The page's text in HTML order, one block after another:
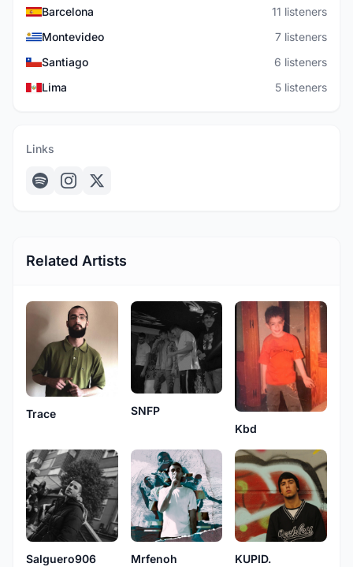
Barcelona
11 listeners
Montevideo
7 listeners
Santiago
6 listeners
Lima
5 listeners
Links
Related Artists
Trace
SNFP
Kbd
Salguero906 Mrfenoh KUPID.